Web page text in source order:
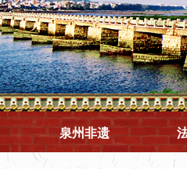
泉州非遗